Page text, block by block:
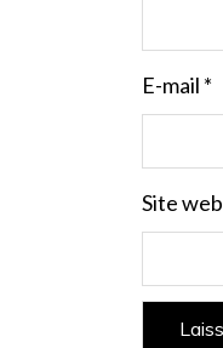
E-mail *
Site web